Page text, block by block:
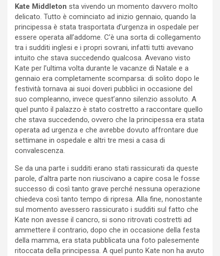
Kate Middleton sta vivendo un momento davvero molto
delicato. Tutto è cominciato ad inizio gennaio, quando la
principessa è stata trasportata d’urgenza in ospedale per
essere operata all’addome. C’è una sorta di collegamento
tra i sudditi inglesi e i propri sovrani, infatti tutti avevano
intuito che stava succedendo qualcosa. Avevano visto
Kate per l’ultima volta durante le vacanze di Natale e a
gennaio era completamente scomparsa: di solito dopo le
festività tornava ai suoi doveri pubblici in occasione del
suo compleanno, invece quest’anno silenzio assoluto. A
quel punto il palazzo è stato costretto a raccontare quello
che stava succedendo, ovvero che la principessa era stata
operata ad urgenza e che avrebbe dovuto affrontare due
settimane in ospedale e altri tre mesi a casa di
convalescenza.
Se da una parte i sudditi erano stati rassicurati da queste
parole, d’altra parte non riuscivano a capire cosa le fosse
successo di così tanto grave perché nessuna operazione
chiedeva così tanto tempo di ripresa. Alla fine, nonostante
sul momento avessero rassicurato i sudditi sul fatto che
Kate non avesse il cancro, si sono ritrovati costretti ad
ammettere il contrario, dopo che in occasione della festa
della mamma, era stata pubblicata una foto palesemente
ritoccata della principessa. A quel punto Kate non ha avuto